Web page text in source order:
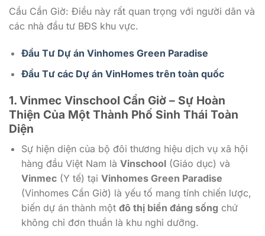
Cầu Cần Giờ: Điều này rất quan trọng với người dân và
các nhà đầu tư BĐS khu vực.
Đầu Tư Dự án Vinhomes Green Paradise
Đầu Tư các Dự án VinHomes trên toàn quốc
1. Vinmec Vinschool Cần Giờ – Sự Hoàn
Thiện Của Một Thành Phố Sinh Thái Toàn
Diện
Sự hiện diện của bộ đôi thương hiệu dịch vụ xã hội
hàng đầu Việt Nam là Vinschool(Giáo dục) và
Vinmec(Y tế) tại Vinhomes Green Paradise
(Vinhomes Cần Giờ) là yếu tố mang tính chiến lược,
biến dự án thành một đô thị biển đáng sống chứ
không chỉ đơn thuần là khu nghỉ dưỡng.